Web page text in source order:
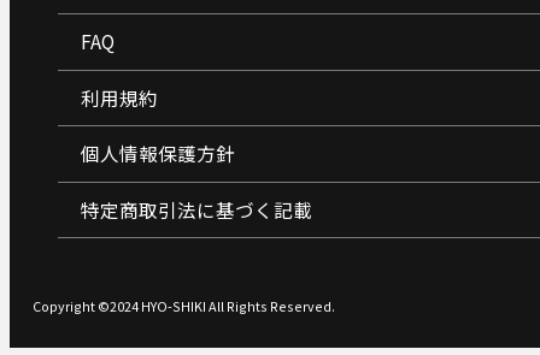
FAQ
利用規約
個人情報保護方針
特定商取引法に基づく記載
Copyright ©2024 HYO-SHIKI All Rights Reserved.